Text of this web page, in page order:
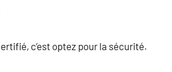
c’est optez pour la sécurité.